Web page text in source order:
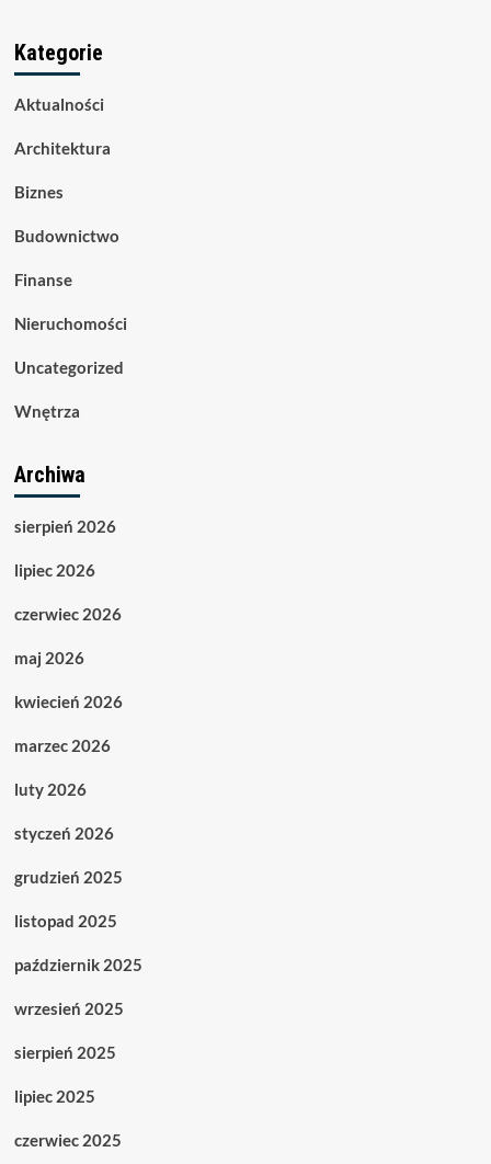
Kategorie
Aktualności
Architektura
Biznes
Budownictwo
Finanse
Nieruchomości
Uncategorized
Wnętrza
Archiwa
sierpień 2026
lipiec 2026
czerwiec 2026
maj 2026
kwiecień 2026
marzec 2026
luty 2026
styczeń 2026
grudzień 2025
listopad 2025
październik 2025
wrzesień 2025
sierpień 2025
lipiec 2025
czerwiec 2025